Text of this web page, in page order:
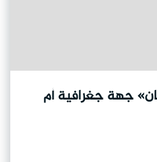
جهة جغرافية أم